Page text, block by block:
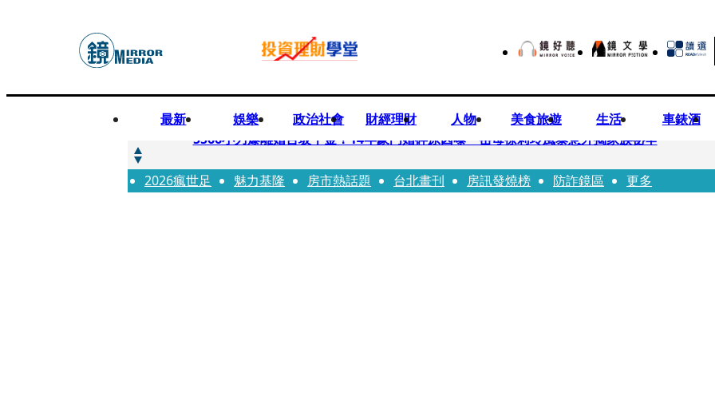
最新 娛樂 政治社會 財經理財 人物 美食旅遊 生活 車錶酒
快訊
5566小刀爆離婚台玻千金！14年豪門婚碎原因曝 岳母徐莉玲風暴意外揭家族祕辛
快訊
徐莉玲喪子劇變／徐莉玲「巨大哀傷足不出戶」 解密長子身世
2026瘋世足 魅力基隆 房市熱話題 台北畫刊 房訊發燒榜 防詐鏡區 更多